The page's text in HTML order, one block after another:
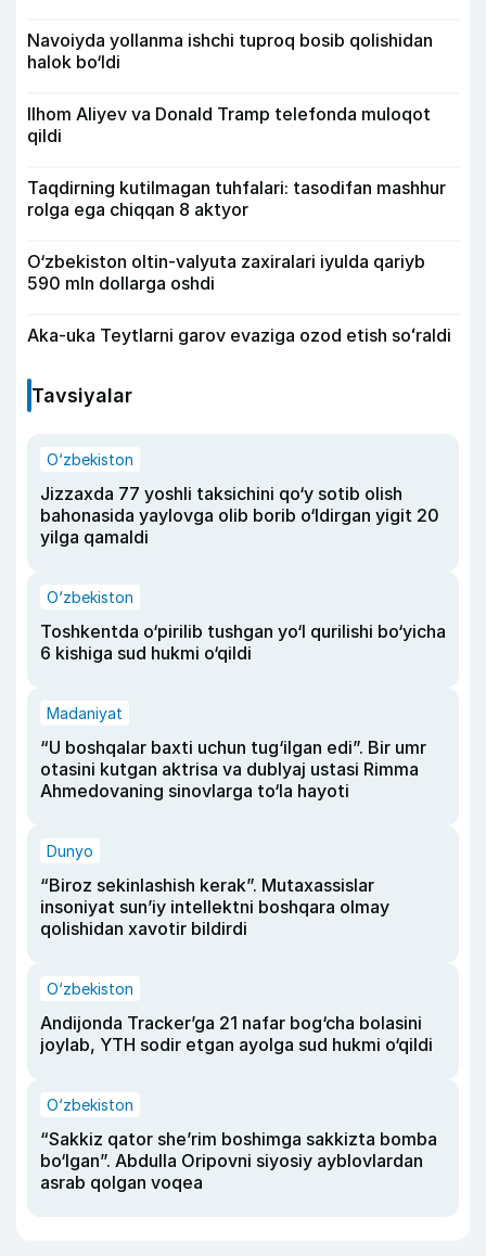
Navoiyda yollanma ishchi tuproq bosib qolishidan
halok bo‘ldi
Ilhom Aliyev va Donald Tramp telefonda muloqot
qildi
Taqdirning kutilmagan tuhfalari: tasodifan mashhur
rolga ega chiqqan 8 aktyor
O‘zbekiston oltin-valyuta zaxiralari iyulda qariyb
590 mln dollarga oshdi
Aka-uka Teytlarni garov evaziga ozod etish soʻraldi
Tavsiyalar
O‘zbekiston
Jizzaxda 77 yoshli taksichini qo‘y sotib olish
bahonasida yaylovga olib borib o‘ldirgan yigit 20
yilga qamaldi
O‘zbekiston
Toshkentda o‘pirilib tushgan yo‘l qurilishi bo‘yicha
6 kishiga sud hukmi o‘qildi
Madaniyat
“U boshqalar baxti uchun tug‘ilgan edi”. Bir umr
otasini kutgan aktrisa va dublyaj ustasi Rimma
Ahmedovaning sinovlarga to‘la hayoti
Dunyo
“Biroz sekinlashish kerak”. Mutaxassislar
insoniyat sun’iy intellektni boshqara olmay
qolishidan xavotir bildirdi
O‘zbekiston
Andijonda Tracker’ga 21 nafar bog‘cha bolasini
joylab, YTH sodir etgan ayolga sud hukmi o‘qildi
O‘zbekiston
“Sakkiz qator she’rim boshimga sakkizta bomba
bo‘lgan”. Abdulla Oripovni siyosiy ayblovlardan
asrab qolgan voqea